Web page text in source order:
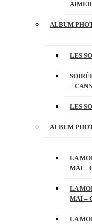
ALBUM
LES
–
LES
ALBUM
LA
MAI –
LA
MAI –
LA